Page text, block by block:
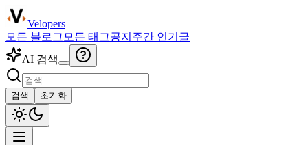
Velopers
모든 블로그 모든 태그공지 주간 인기글
AI 검색
검색 초기화